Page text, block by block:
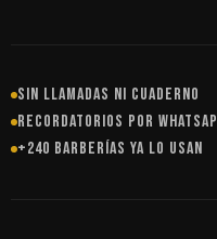
SIN LLAMADAS NI CUADERNO
RECORDATORIOS POR
+240 BARBERÍAS YA LO USAN